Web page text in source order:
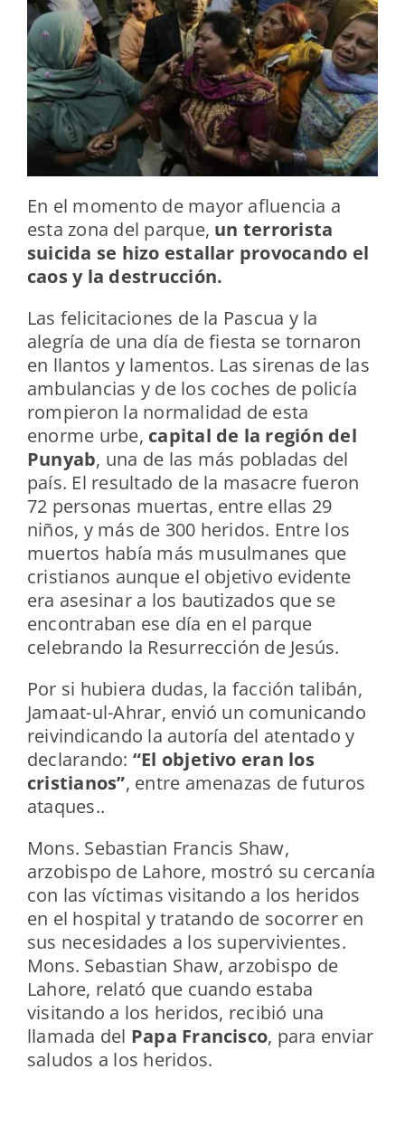
En el momento de mayor afluencia a
esta zona del parque, un terrorista
suicida se hizo estallar provocando el
caos y la destrucción.
Las felicitaciones de la Pascua y la
alegría de una día de fiesta se tornaron
en llantos y lamentos. Las sirenas de las
ambulancias y de los coches de policía
rompieron la normalidad de esta
enorme urbe, capital de la región del
Punyab, una de las más pobladas del
país. El resultado de la masacre fueron
72 personas muertas, entre ellas 29
niños, y más de 300 heridos. Entre los
muertos había más musulmanes que
cristianos aunque el objetivo evidente
era asesinar a los bautizados que se
encontraban ese día en el parque
celebrando la Resurrección de Jesús.
Por si hubiera dudas, la facción talibán,
Jamaat-ul-Ahrar, envió un comunicando
reivindicando la autoría del atentado y
declarando: “El objetivo eran los
cristianos”, entre amenazas de futuros
ataques..
Mons. Sebastian Francis Shaw,
arzobispo de Lahore, mostró su cercanía
con las víctimas visitando a los heridos
en el hospital y tratando de socorrer en
sus necesidades a los supervivientes.
Mons. Sebastian Shaw, arzobispo de
Lahore, relató que cuando estaba
visitando a los heridos, recibió una
llamada del Papa Francisco, para enviar
saludos a los heridos.